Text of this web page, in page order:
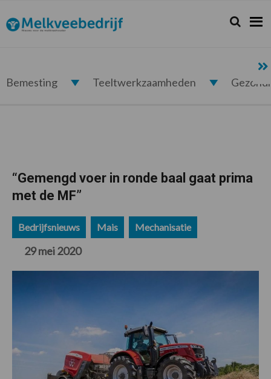
de
hoofdnavigatie
de
hoofd
de
eerste
de
voettekst
Melkveebedrijf.nl Zoeken...
Zoek
Bemesting Teeltwerkzaamheden
“Gemengd voer in ronde baal gaat prima
met de MF”
Bedrijfsnieuws Mais Mechanisatie
29 mei 2020